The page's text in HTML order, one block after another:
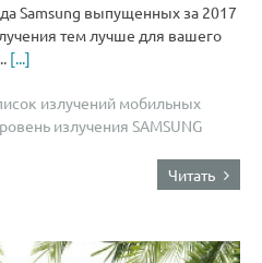
Samsung выпущенных за 2017
тем лучше для вашего
[...]
излучений мобильных
излучения SAMSUNG
Читать